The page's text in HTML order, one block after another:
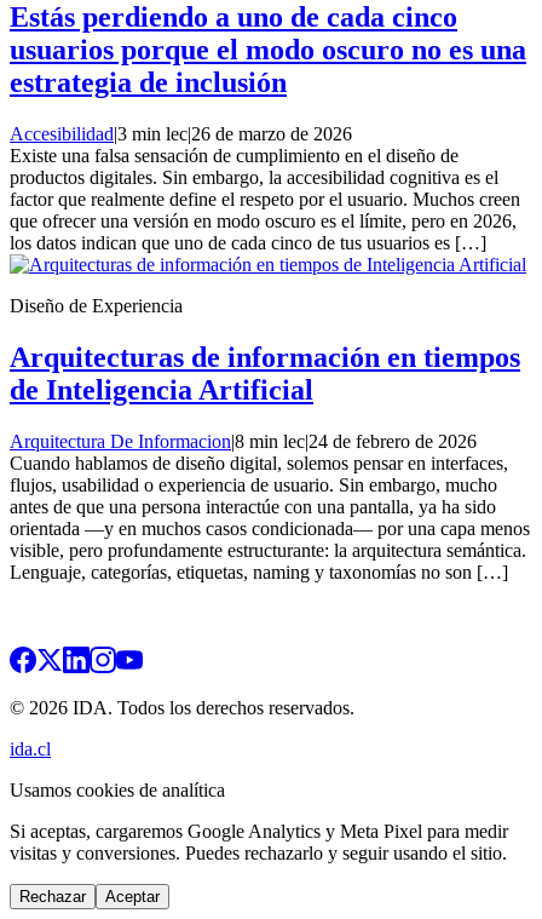
Estás perdiendo a uno de cada cinco
usuarios porque el modo oscuro no es una
estrategia de inclusión
Accesibilidad|3 min lec|26 de marzo de 2026
Existe una falsa sensación de cumplimiento en el diseño de
productos digitales. Sin embargo, la accesibilidad cognitiva es el
factor que realmente define el respeto por el usuario. Muchos creen
que ofrecer una versión en modo oscuro es el límite, pero en 2026,
los datos indican que uno de cada cinco de tus usuarios es […]
Diseño de Experiencia
Arquitecturas de información en tiempos
de Inteligencia Artificial
Arquitectura De Informacion|8 min lec|24 de febrero de 2026
Cuando hablamos de diseño digital, solemos pensar en interfaces,
flujos, usabilidad o experiencia de usuario. Sin embargo, mucho
antes de que una persona interactúe con una pantalla, ya ha sido
orientada —y en muchos casos condicionada— por una capa menos
visible, pero profundamente estructurante: la arquitectura semántica.
Lenguaje, categorías, etiquetas, naming y taxonomías no son […]
© 2026 IDA. Todos los derechos reservados.
ida.cl
Usamos cookies de analítica
Si aceptas, cargaremos Google Analytics y Meta Pixel para medir
visitas y conversiones. Puedes rechazarlo y seguir usando el sitio.
Rechazar Aceptar